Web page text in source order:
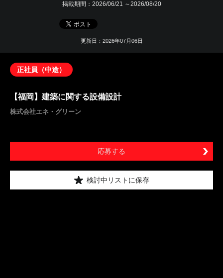
掲載期間： 2026/06/21 ～2026/08/20
更新日：2026年07月06日
正社員（中途）
【福岡】建築に関する設備設計
株式会社エネ・グリーン
応募する
検討中リストに保存